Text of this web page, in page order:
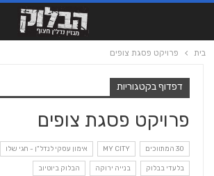
בית פרויקט פסגת צופים
דפדוף בקטגוריות
פרויקט פסגת צופים
30 המתווכים MY CITY אימון עסקי לנדל"ן - חגי שלו
בלעדי בבלוק בנייה ירוקה הבלוק ביוטיוב